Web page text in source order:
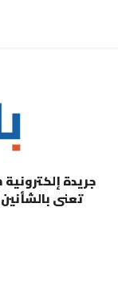
جريدة
تعنى